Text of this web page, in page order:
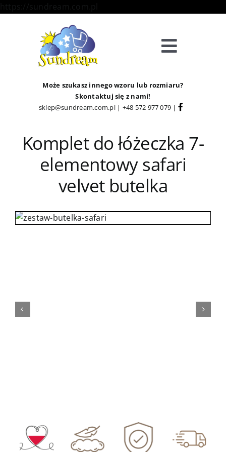
Toggle
Kategorie
Strefa Klienta
Informacje
O Nas
Może szukasz innego wzoru lub rozmiaru?
Skontaktuj się z nami!
sklep@sundream.com.pl| +48 572 977 079 |
Komplet do łóżeczka 7-
elementowy safari
velvet butelka